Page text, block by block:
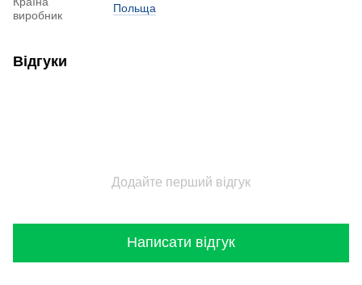
виробник
Польща
Відгуки
Додайте перший відгук
Написати відгук